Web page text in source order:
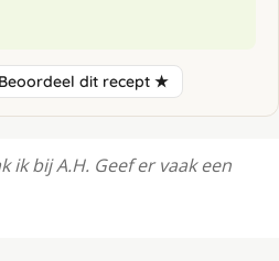
Beoordeel dit recept ★
bij A.H. Geef er vaak een